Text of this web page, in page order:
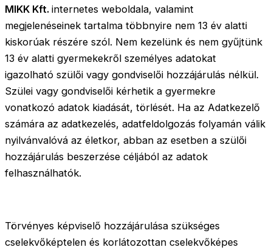
MIKK Kft. internetes weboldala, valamint
megjelenéseinek tartalma többnyire nem 13 év alatti
kiskorúak részére szól. Nem kezelünk és nem gyűjtünk
13 év alatti gyermekekről személyes adatokat
igazolható szülői vagy gondviselői hozzájárulás nélkül.
Szülei vagy gondviselői kérhetik a gyermekre
vonatkozó adatok kiadását, törlését. Ha az Adatkezelő
számára az adatkezelés, adatfeldolgozás folyamán válik
nyilvánvalóvá az életkor, abban az esetben a szülői
hozzájárulás beszerzése céljából az adatok
felhasználhatók.
Törvényes képviselő hozzájárulása szükséges
cselekvőképtelen és korlátozottan cselekvőképes